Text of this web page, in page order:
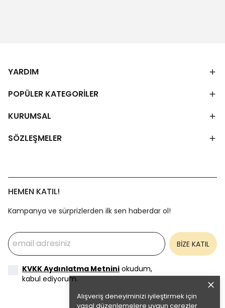
Alışveriş deneyiminizi iyileştirmek için
yasal düzenlemelere uygun çerezler
YARDIM
POPÜLER KATEGORİLER
KURUMSAL
SÖZLEŞMELER
HEMEN KATIL!
Kampanya ve sürprizlerden ilk sen haberdar ol!
BİZE KATIL
KVKK Aydınlatma Metnini okudum,
kabul ediyorum.